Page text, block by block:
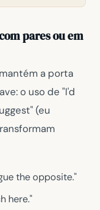
pares ou em
a porta
o uso de "I'd
(eu
the opposite."
here."